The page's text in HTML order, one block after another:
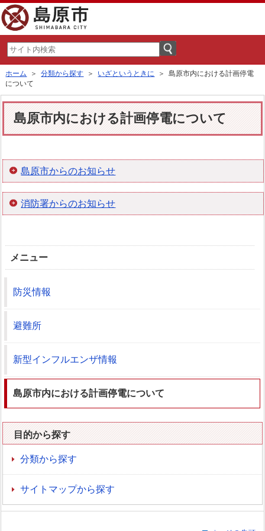
ホーム ＞分類から探す ＞ いざというときに
＞ 島原市内における計画停電
について
島原市内における計画停電について
島原市からのお知らせ
消防署からのお知らせ
メニュー
防災情報
避難所
新型インフルエンザ情報
島原市内における計画停電について
目的から探す
分類から探す
サイトマップから探す